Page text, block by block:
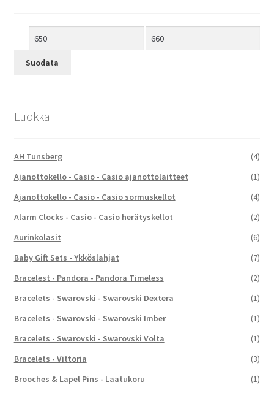
Minimihinta Maksimihinta
Suodata
Luokka
AH Tunsberg
(4)
Ajanottokello - Casio - Casio ajanottolaitteet
(1)
Ajanottokello - Casio - Casio sormuskellot
(4)
Alarm Clocks - Casio - Casio herätyskellot
(2)
Aurinkolasit
(6)
Baby Gift Sets - Ykköslahjat
(7)
Bracelest - Pandora - Pandora Timeless
(2)
Bracelets - Swarovski - Swarovski Dextera
(1)
Bracelets - Swarovski - Swarovski Imber
(1)
Bracelets - Swarovski - Swarovski Volta
(1)
Bracelets - Vittoria
(3)
Brooches & Lapel Pins - Laatukoru
(1)